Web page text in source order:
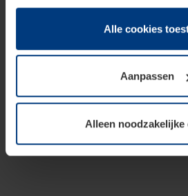
hun diensten hebben verzameld.
Juridisch hebben wij het recht om
van deze pagina's absoluut vereist
soorten cookies is uw toestemming
toestemming kunt u op elk
wijzigen of herroepen.
Alle cookies
Aanpassen
Alleen noodzakelijke